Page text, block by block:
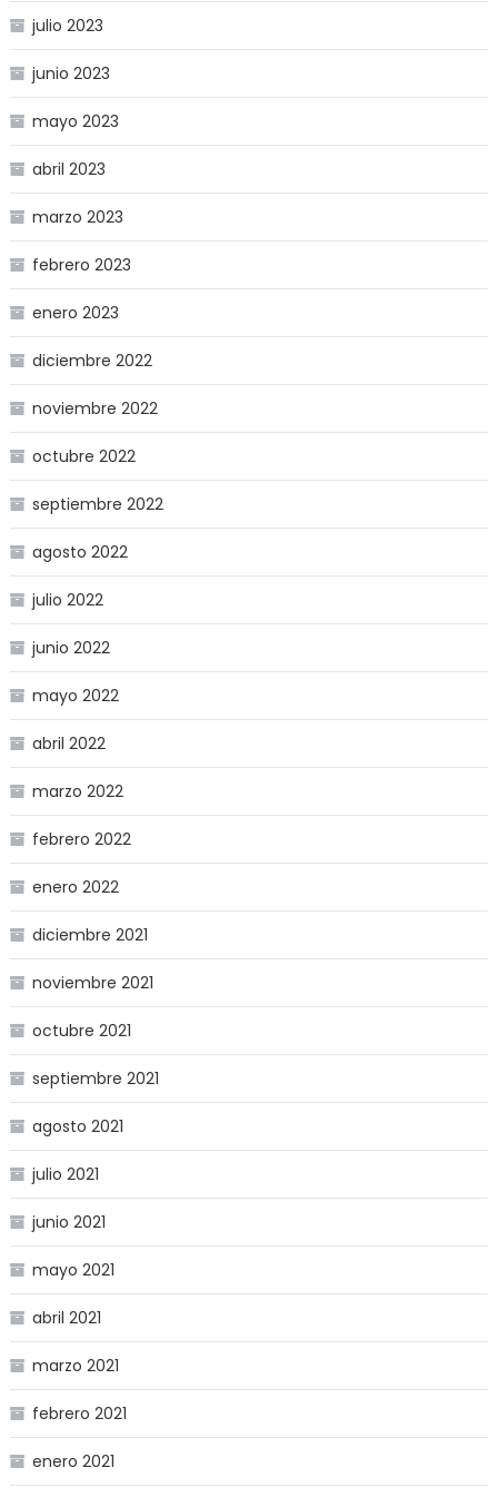
julio 2023
junio 2023
mayo 2023
abril 2023
marzo 2023
febrero 2023
enero 2023
diciembre 2022
noviembre 2022
octubre 2022
septiembre 2022
agosto 2022
julio 2022
junio 2022
mayo 2022
abril 2022
marzo 2022
febrero 2022
enero 2022
diciembre 2021
noviembre 2021
octubre 2021
septiembre 2021
agosto 2021
julio 2021
junio 2021
mayo 2021
abril 2021
marzo 2021
febrero 2021
enero 2021